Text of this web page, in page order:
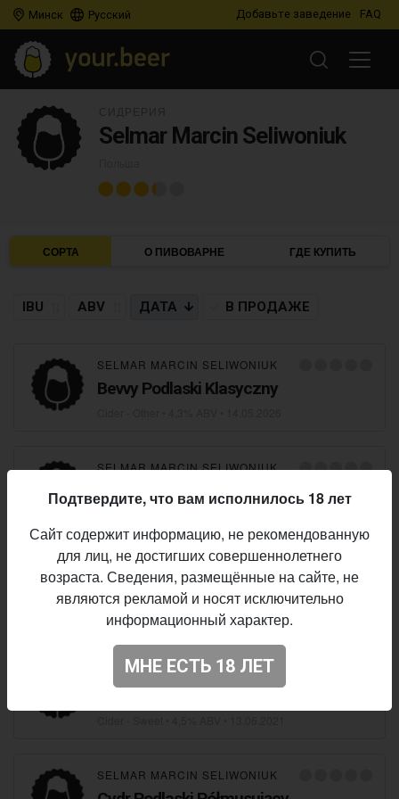
Минск Русский Добавьте заведение FAQ
Selmar Marcin Seliwoniuk
СОРТА О ПИВОВАРНЕ ГДЕ КУПИТЬ
IBU ABV ДАТА В ПРОДАЖЕ
SELMAR MARCIN SELIWONIUK
Bevvy Podlaski Klasyczny
SELMAR MARCIN SELIWONIUK
Bevvy Podlaski Wiśniowy
SELMAR MARCIN SELIWONIUK
Cydr Podlaski Chmielowy
Cider - Herbed / Spiced•02.04.2022
SELMAR MARCIN SELIWONIUK
SELMAR MARCIN SELIWONIUK
Подтвердите, что вам исполнилось 18 лет
Сайт содержит информацию, не рекомендованную
для лиц, не достигших совершеннолетнего
возраста. Сведения, размещённые на сайте, не
являются рекламой и носят исключительно
информационный характер.
МНЕ ЕСТЬ 18 ЛЕТ